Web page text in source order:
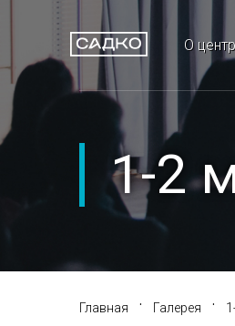
Меню
Главная
О
1-2
Главная · Галерея ·